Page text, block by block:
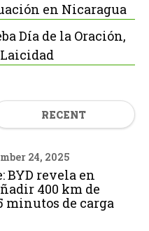
en Nicaragua
Día de la Oración,
Laicidad
RECENT
24, 2025
BYD revela en
400 km de
minutos de carga